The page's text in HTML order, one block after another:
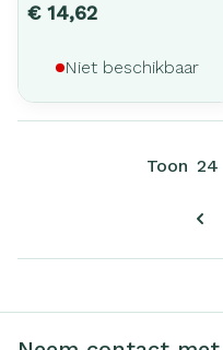
€ 14,62
Niet beschikbaar
Toon